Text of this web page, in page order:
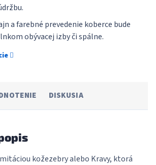
a farebné prevedenie koberce bude
obývacej izby či spálne.
DISKUSIA
kožezebry alebo Kravy, ktorá